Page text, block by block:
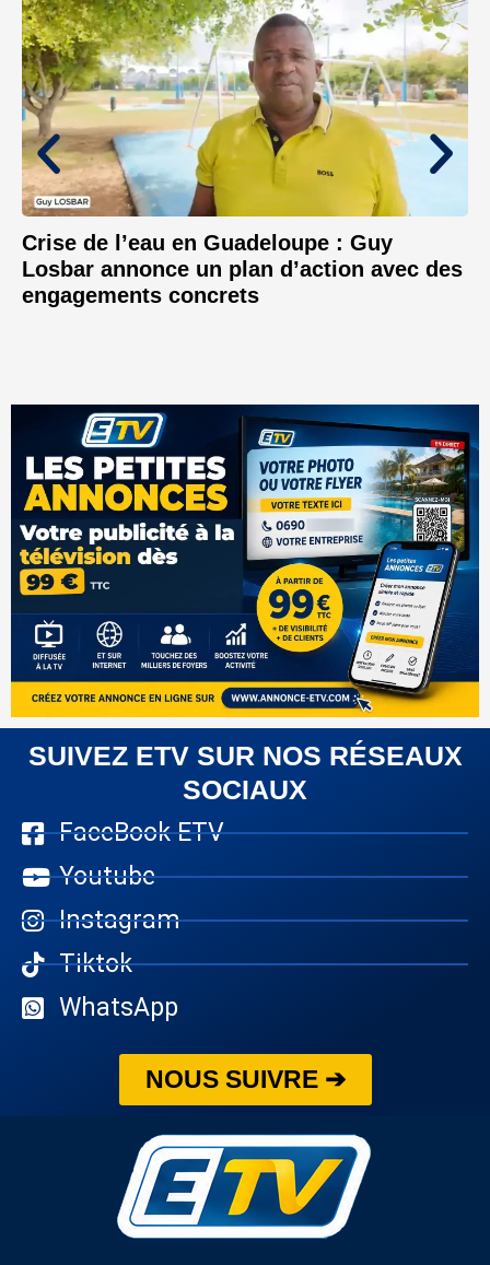
Crise de l’eau en Guadeloupe : Guy
Losbar annonce un plan d’action avec des
engagements concrets
SUIVEZ ETV SUR NOS RÉSEAUX
SOCIAUX
FaceBook ETV
Youtube
Instagram
Tiktok
WhatsApp
NOUS SUIVRE ➔